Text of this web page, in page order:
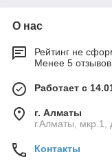
О нас
Рейтинг не
Менее 5
Работает с
г. Алматы
г.Алматы, мкр.1,
Контакты